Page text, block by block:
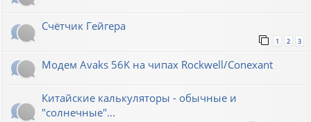
Счётчик Гейгера
1 2 3
Модем Avaks 56K на чипах Rockwell/Conexant
Китайские калькуляторы - обычные и
"солнечные"...